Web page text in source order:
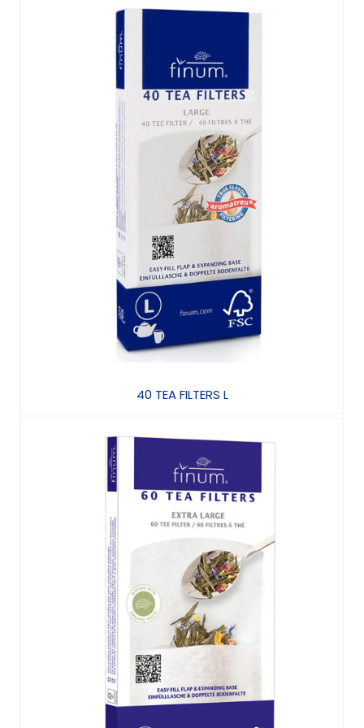
40 TEA FILTERS L